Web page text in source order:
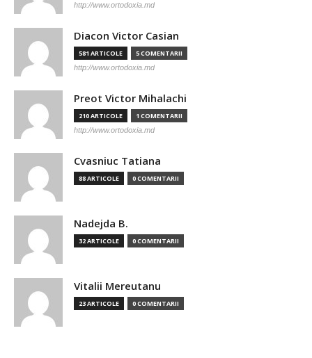
http://www.ortodoxia.md
Diacon Victor Casian
581 ARTICOLE 5 COMENTARII
http://www.ortodoxia.md
Preot Victor Mihalachi
210 ARTICOLE 1 COMENTARII
http://www.ortodoxia.md
Cvasniuc Tatiana
88 ARTICOLE 0 COMENTARII
Nadejda B.
32 ARTICOLE 0 COMENTARII
Vitalii Mereutanu
23 ARTICOLE 0 COMENTARII